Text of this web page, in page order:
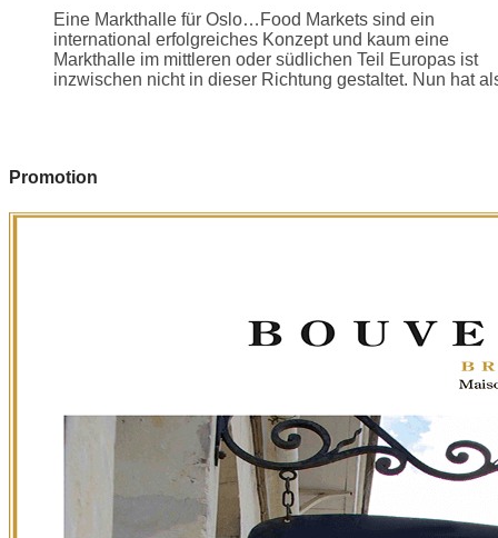
Eine Markthalle für Oslo…Food Markets sind ein
international erfolgreiches Konzept und kaum eine
Markthalle im mittleren oder südlichen Teil Europas ist
inzwischen nicht in dieser Richtung gestaltet. Nun hat
Promotion